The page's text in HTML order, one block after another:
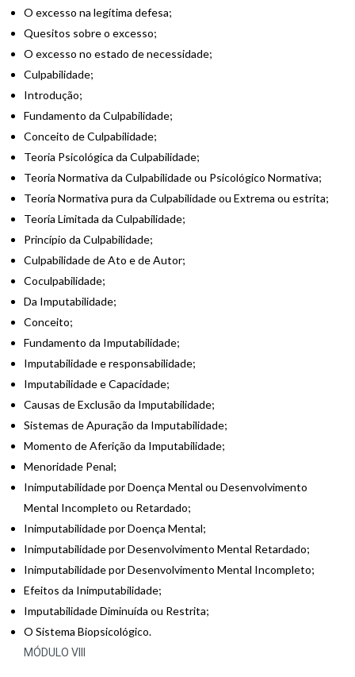
O excesso na legítima defesa;
Quesitos sobre o excesso;
O excesso no estado de necessidade;
Culpabilidade;
Introdução;
Fundamento da Culpabilidade;
Conceito de Culpabilidade;
Teoria Psicológica da Culpabilidade;
Teoria Normativa da Culpabilidade ou Psicológico Normativa;
Teoria Normativa pura da Culpabilidade ou Extrema ou estrita;
Teoria Limitada da Culpabilidade;
Princípio da Culpabilidade;
Culpabilidade de Ato e de Autor;
Coculpabilidade;
Da Imputabilidade;
Conceito;
Fundamento da Imputabilidade;
Imputabilidade e responsabilidade;
Imputabilidade e Capacidade;
Causas de Exclusão da Imputabilidade;
Sistemas de Apuração da Imputabilidade;
Momento de Aferição da Imputabilidade;
Menoridade Penal;
Inimputabilidade por Doença Mental ou Desenvolvimento
Mental Incompleto ou Retardado;
Inimputabilidade por Doença Mental;
Inimputabilidade por Desenvolvimento Mental Retardado;
Inimputabilidade por Desenvolvimento Mental Incompleto;
Efeitos da Inimputabilidade;
Imputabilidade Diminuída ou Restrita;
O Sistema Biopsicológico.
MÓDULO VIII